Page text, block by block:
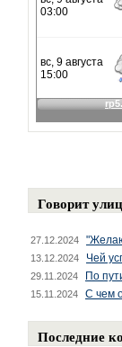
Говорит
27.12.2024
13.12.2024 Чей
29.11.2024 По
15.11.2024 С чем
Последние